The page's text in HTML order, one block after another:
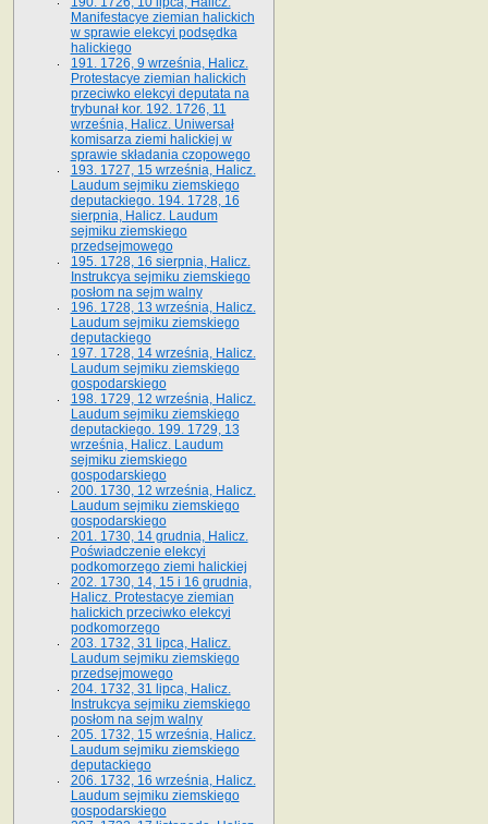
Manifestacye ziemian halickich
w sprawie elekcyi podsędka
halickiego
191. 1726, 9 września, Halicz.
Protestacye ziemian halickich
przeciwko elekcyi deputata na
trybunał kor. 192. 1726, 11
września, Halicz. Uniwersał
komisarza ziemi halickiej w
sprawie składania czopowego
193. 1727, 15 września, Halicz.
Laudum sejmiku ziemskiego
deputackiego. 194. 1728, 16
sierpnia, Halicz. Laudum
sejmiku ziemskiego
przedsejmowego
195. 1728, 16 sierpnia, Halicz.
Instrukcya sejmiku ziemskiego
posłom na sejm walny
196. 1728, 13 września, Halicz.
Laudum sejmiku ziemskiego
deputackiego
197. 1728, 14 września, Halicz.
Laudum sejmiku ziemskiego
gospodarskiego
198. 1729, 12 września, Halicz.
Laudum sejmiku ziemskiego
deputackiego. 199. 1729, 13
września, Halicz. Laudum
sejmiku ziemskiego
gospodarskiego
200. 1730, 12 września, Halicz.
Laudum sejmiku ziemskiego
gospodarskiego
201. 1730, 14 grudnia, Halicz.
Poświadczenie elekcyi
podkomorzego ziemi halickiej
202. 1730, 14, 15 i 16 grudnia,
Halicz. Protestacye ziemian
halickich przeciwko elekcyi
podkomorzego
203. 1732, 31 lipca, Halicz.
Laudum sejmiku ziemskiego
przedsejmowego
204. 1732, 31 lipca, Halicz.
Instrukcya sejmiku ziemskiego
posłom na sejm walny
205. 1732, 15 września, Halicz.
Laudum sejmiku ziemskiego
deputackiego
206. 1732, 16 września, Halicz.
Laudum sejmiku ziemskiego
gospodarskiego